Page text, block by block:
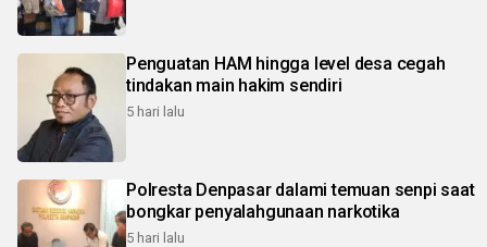
Penguatan HAM hingga level desa cegah
tindakan main hakim sendiri
5 hari lalu
Polresta Denpasar dalami temuan senpi saat
bongkar penyalahgunaan narkotika
5 hari lalu